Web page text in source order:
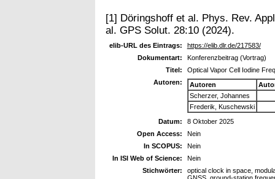
[1] Döringshoff et al. Phys. Rev.
al. GPS Solut. 28:10 (2024).
elib-URL des Eintrags:
https://elib.dlr.de/217583/
Dokumentart:
Konferenzbeitrag (Vortrag)
Titel:
Optical Vapor Cell Iodine
Autoren:
Autoren
Scherzer, Johannes
Frederik, Kuschewski
Datum:
8 Oktober 2025
Open Access:
Nein
In SCOPUS:
Nein
In ISI Web of Science:
Nein
Stichwörter:
optical clock in space,